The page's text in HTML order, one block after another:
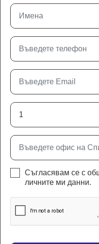
Съгласявам се с
личните ми данни.